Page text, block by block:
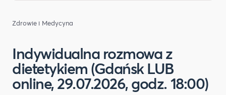
Zdrowie i Medycyna
Indywidualna rozmowa z
dietetykiem (Gdańsk LUB
online, 29.07.2026, godz. 18:00)